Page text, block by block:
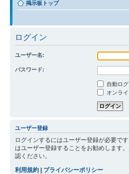
掲示板トップ
ログイン
ユーザー名:
パスワード:
自動ロ
オンラ
ユーザー登録
ログインするにはユーザー登録が必要で
はユーザー登録することをお勧めします
認ください。
利用規約 | プライバシーポリシー